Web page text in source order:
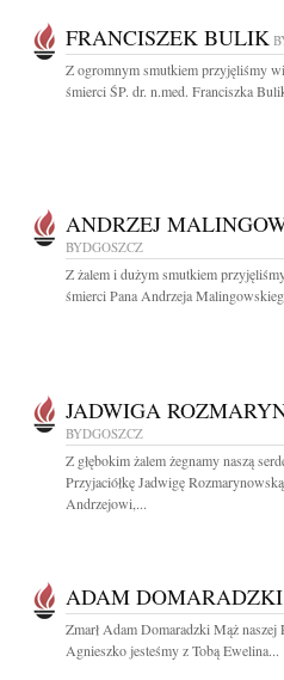
FRANCISZEK BULIK
Z ogromnym smutkiem przyjęliśmy
śmierci ŚP. dr. n.med. Franciszka
ANDRZEJ
BYDGOSZCZ
Z żalem i dużym smutkiem
śmierci Pana Andrzeja
JADWIGA
BYDGOSZCZ
Z głębokim żalem żegnamy naszą
Przyjaciółkę Jadwigę Rozmarynowską
Andrzejowi,...
ADAM DOMARADZKI
Zmarł Adam Domaradzki Mąż naszej
Agnieszko jesteśmy z Tobą Ewelina...